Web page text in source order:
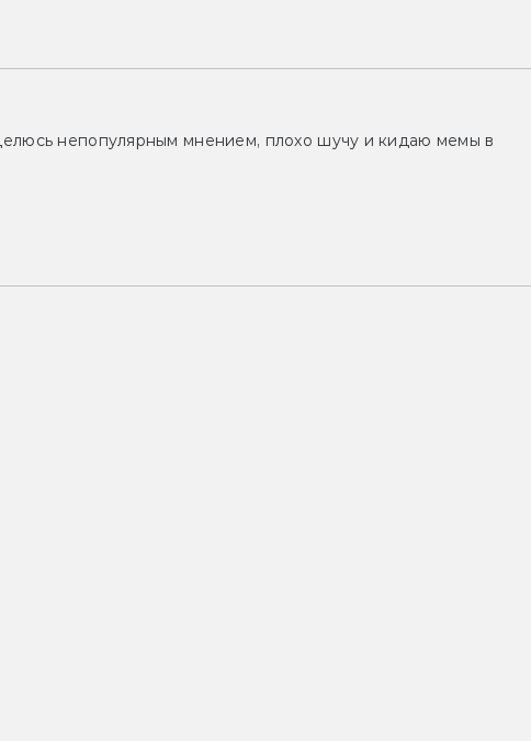
непопулярным мнением, плохо шучу и кидаю мемы в